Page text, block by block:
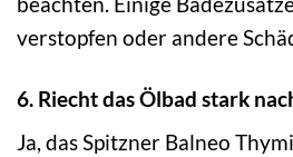
verstopfen oder andere
6. Riecht das Ölbad stark
Ja, das Spitzner Balneo